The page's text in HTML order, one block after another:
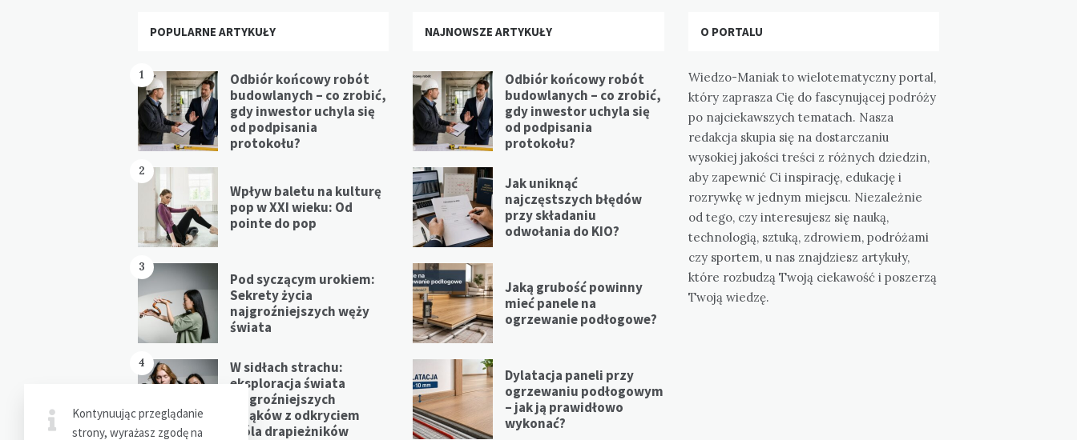
Widgets
POPULARNE ARTYKUŁY
1
Odbiór końcowy robót
budowlanych – co zrobić,
gdy inwestor uchyla się
od podpisania
protokołu?
2
Wpływ baletu na kulturę
pop w XXI wieku: Od
pointe do pop
3
Pod syczącym urokiem:
Sekrety życia
najgroźniejszych węży
świata
4
W sidłach strachu:
eksploracja świata
najgroźniejszych
pająków z odkryciem
króla drapieżników
NAJNOWSZE ARTYKUŁY
Odbiór końcowy robót
budowlanych – co zrobić,
gdy inwestor uchyla się
od podpisania
protokołu?
Jak uniknąć
najczęstszych błędów
przy składaniu
odwołania do KIO?
Jaką grubość powinny
mieć panele na
ogrzewanie podłogowe?
Dylatacja paneli przy
ogrzewaniu podłogowym
– jak ją prawidłowo
wykonać?
O PORTALU
Wiedzo-Maniak to wielotematyczny portal,
który zaprasza Cię do fascynującej podróży
po najciekawszych tematach. Nasza
redakcja skupia się na dostarczaniu
wysokiej jakości treści z różnych dziedzin,
aby zapewnić Ci inspirację, edukację i
rozrywkę w jednym miejscu. Niezależnie
od tego, czy interesujesz się nauką,
technologią, sztuką, zdrowiem, podróżami
czy sportem, u nas znajdziesz artykuły,
które rozbudzą Twoją ciekawość i poszerzą
Twoją wiedzę.
Kontynuując przeglądanie
strony, wyrażasz zgodę na